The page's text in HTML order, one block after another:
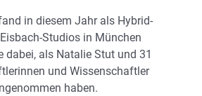
in diesem Jahr als Hybrid-
Studios in München
dabei, als Natalie Stut und 31
und Wissenschaftler
haben.